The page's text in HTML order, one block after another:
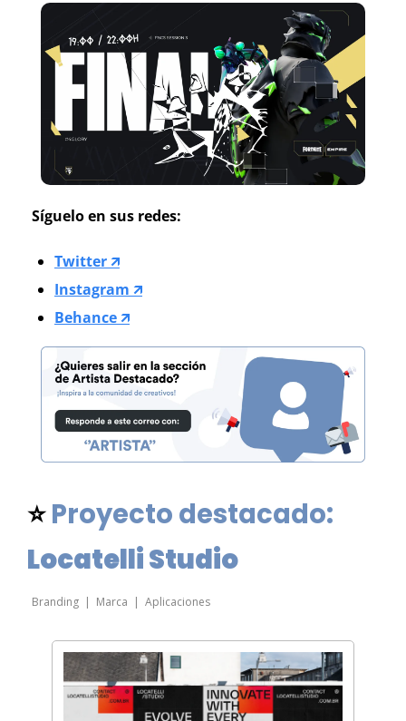
Síguelo en sus redes:
Twitter 🡭
Instagram 🡭
Behance 🡭
⭐
Locatelli Studio
Branding  |  Marca  |  Aplicaciones